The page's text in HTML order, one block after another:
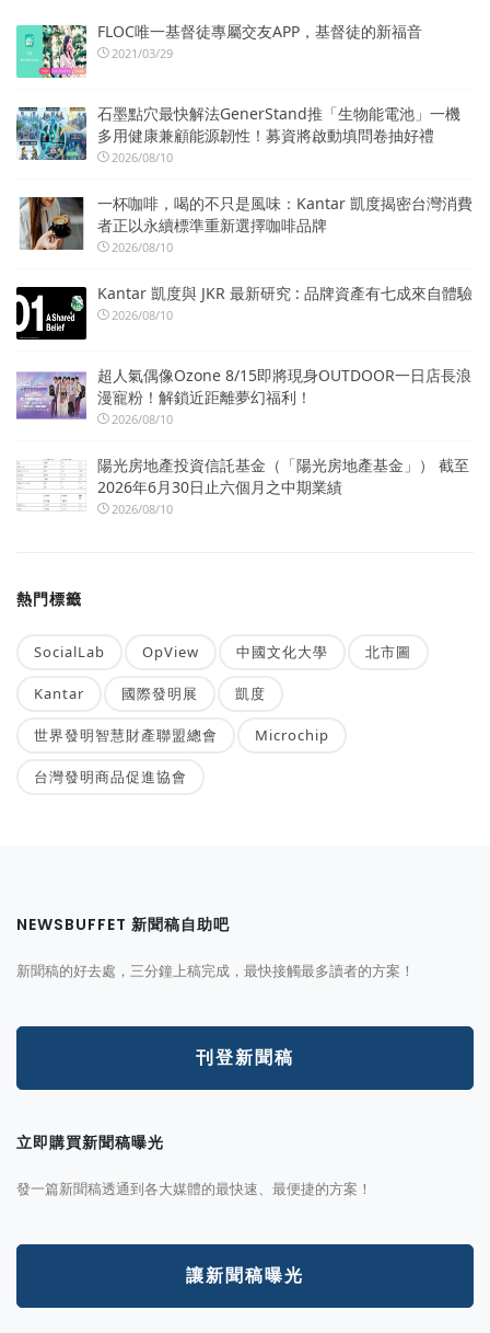
FLOC唯一基督徒專屬交友APP，基督徒的新福音
2021/03/29
石墨點穴最快解法GenerStand推「生物能電池」一機
多用健康兼顧能源韌性！募資將啟動填問卷抽好禮
2026/08/10
一杯咖啡，喝的不只是風味：Kantar 凱度揭密台灣消費
者正以永續標準重新選擇咖啡品牌
2026/08/10
Kantar 凱度與 JKR 最新研究 : 品牌資產有七成來自體驗
2026/08/10
超人氣偶像Ozone 8/15即將現身OUTDOOR一日店長浪
漫寵粉！解鎖近距離夢幻福利！
2026/08/10
陽光房地產投資信託基金（「陽光房地產基金」） 截至
2026年6月30日止六個月之中期業績
2026/08/10
熱門標籤
SocialLab OpView 中國文化大學 北市圖
Kantar 國際發明展 凱度
世界發明智慧財產聯盟總會 Microchip
台灣發明商品促進協會
NEWSBUFFET 新聞稿自助吧
新聞稿的好去處，三分鐘上稿完成，最快接觸最多讀者的方案！
刊登新聞稿
立即購買新聞稿曝光
發一篇新聞稿透通到各大媒體的最快速、最便捷的方案！
讓新聞稿曝光